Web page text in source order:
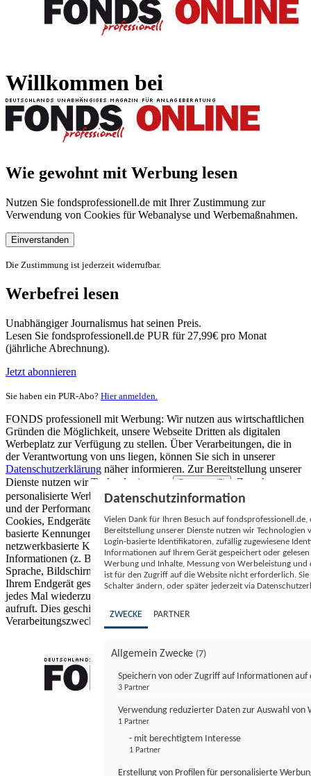
Willkommen bei
Wie gewohnt mit Werbung lesen
Nutzen Sie fondsprofessionell.de mit Ihrer Zustimmung zur
Verwendung von Cookies für Webanalyse und Werbemaßnahmen.
Einverstanden
Die Zustimmung ist jederzeit widerrufbar.
Werbefrei lesen
Unabhängiger Journalismus hat seinen Preis.
Lesen Sie fondsprofessionell.de PUR für 27,99€ pro Monat
(jährliche Abrechnung).
Jetzt abonnieren
Sie haben ein PUR-Abo? Hier anmelden.
FONDS professionell mit Werbung: Wir nutzen aus wirtschaftlichen
Gründen die Möglichkeit, unsere Webseite Dritten als digitalen
Werbeplatz zur Verfügung zu stellen. Über Verarbeitungen, die in
der Verantwortung von uns liegen, können Sie sich in unserer
Datenschutzerklärung näher informieren. Zur Bereitstellung unserer
Dienste nutzen wir Technologien von
Partnern (5)
. Zwecke:
personalisierte Werbung und Inhalte, Messung von Werbeleistung
und der Performance von Inhalten sowie Zielgruppenforschung.
Cookies, Endgeräte- oder ähnliche Online-Kennungen (z. B. login-
basierte Kennungen, zufällig generierte Kennungen,
netzwerkbasierte Kennungen) können zusammen mit anderen
Informationen (z. B. Browsertyp und Browserinformationen,
Sprache, Bildschirmgröße, unterstützte Technologien usw.) auf
Ihrem Endgerät gespeichert oder von dort ausgelesen werden, um es
jedes Mal wiederzuerkennen, wenn es eine App oder einer Webseite
aufruft. Dies geschieht für einen oder mehrere der hier aufgeführten
Verarbeitungszwecke.
Datenschutzinformation
Vielen Dank für Ihren Besuch auf
Bereitstellung unserer Dienste nutzen wir Technologien
Login-basierte Identifikatoren, zufällig zugewiesene
Informationen auf Ihrem Gerät gespeichert oder
Werbung und Inhalte, Messung von Werbeleistung
ist für den Zugriff auf die Website nicht erforderlich.
Schalter ändern, oder später jederzeit via
ZWECKE PARTNER
Allgemein Zwecke (7)
Speichern von oder Zugriff auf Informationen auf
3 Partner
Verwendung reduzierter Daten zur Auswahl von
1 Partner
- mit berechtigtem Interesse
1 Partner
Erstellung von Profilen für personalisierte
FONDS professionell